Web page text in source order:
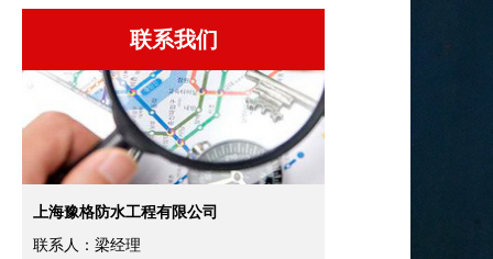
联系我们
上海豫格防水工程有限公司
联系人：梁经理